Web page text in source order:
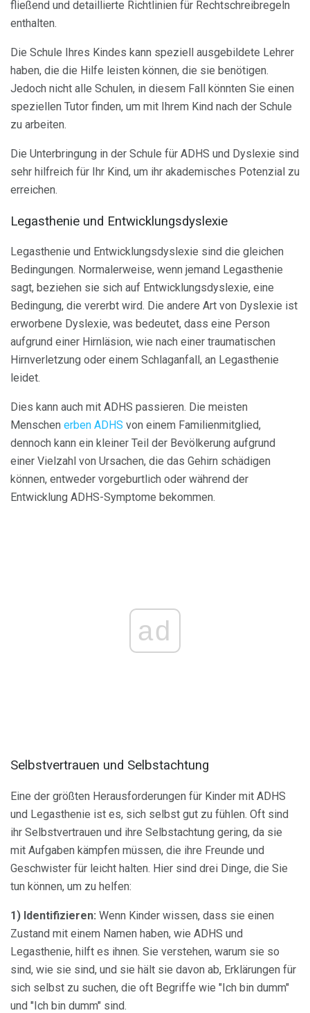
fließend und detaillierte Richtlinien für Rechtschreibregeln
enthalten.
Die Schule Ihres Kindes kann speziell ausgebildete Lehrer
haben, die die Hilfe leisten können, die sie benötigen.
Jedoch nicht alle Schulen, in diesem Fall könnten Sie einen
speziellen Tutor finden, um mit Ihrem Kind nach der Schule
zu arbeiten.
Die Unterbringung in der Schule für ADHS und Dyslexie sind
sehr hilfreich für Ihr Kind, um ihr akademisches Potenzial zu
erreichen.
Legasthenie und Entwicklungsdyslexie
Legasthenie und Entwicklungsdyslexie sind die gleichen
Bedingungen. Normalerweise, wenn jemand Legasthenie
sagt, beziehen sie sich auf Entwicklungsdyslexie, eine
Bedingung, die vererbt wird. Die andere Art von Dyslexie ist
erworbene Dyslexie, was bedeutet, dass eine Person
aufgrund einer Hirnläsion, wie nach einer traumatischen
Hirnverletzung oder einem Schlaganfall, an Legasthenie
leidet.
Dies kann auch mit ADHS passieren. Die meisten
Menschen erben ADHS von einem Familienmitglied,
dennoch kann ein kleiner Teil der Bevölkerung aufgrund
einer Vielzahl von Ursachen, die das Gehirn schädigen
können, entweder vorgeburtlich oder während der
Entwicklung ADHS-Symptome bekommen.
ad
Selbstvertrauen und Selbstachtung
Eine der größten Herausforderungen für Kinder mit ADHS
und Legasthenie ist es, sich selbst gut zu fühlen. Oft sind
ihr Selbstvertrauen und ihre Selbstachtung gering, da sie
mit Aufgaben kämpfen müssen, die ihre Freunde und
Geschwister für leicht halten. Hier sind drei Dinge, die Sie
tun können, um zu helfen:
1) Identifizieren: Wenn Kinder wissen, dass sie einen
Zustand mit einem Namen haben, wie ADHS und
Legasthenie, hilft es ihnen. Sie verstehen, warum sie so
sind, wie sie sind, und sie hält sie davon ab, Erklärungen für
sich selbst zu suchen, die oft Begriffe wie "Ich bin dumm"
und "Ich bin dumm" sind.